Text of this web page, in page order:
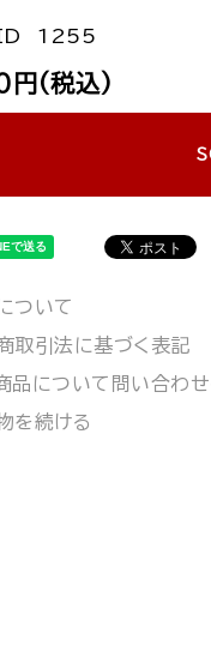
1255
円(税込)
ついて
取引法に基づく表記
品について問い合わせ
を続ける